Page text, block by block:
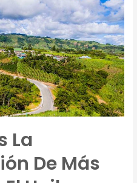
La
De Más